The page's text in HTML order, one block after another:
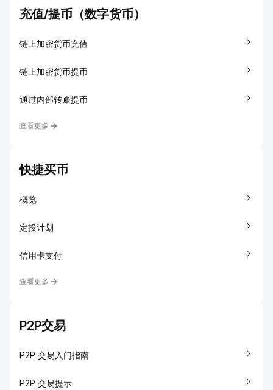
充值/提币（数字货币）
链上加密货币充值
链上加密货币提币
通过内部转账提币
查看更多
快捷买币
概览
定投计划
信用卡支付
查看更多
P2P交易
P2P 交易入门指南
P2P 交易提示